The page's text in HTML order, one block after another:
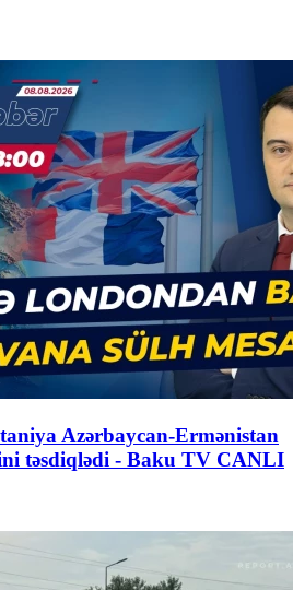
Azərbaycan-Ermənistan
təsdiqlədi - Baku TV CANLI